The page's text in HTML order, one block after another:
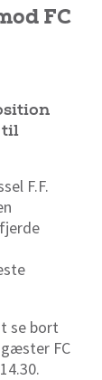
FC
til
F.F.
se bort
FC